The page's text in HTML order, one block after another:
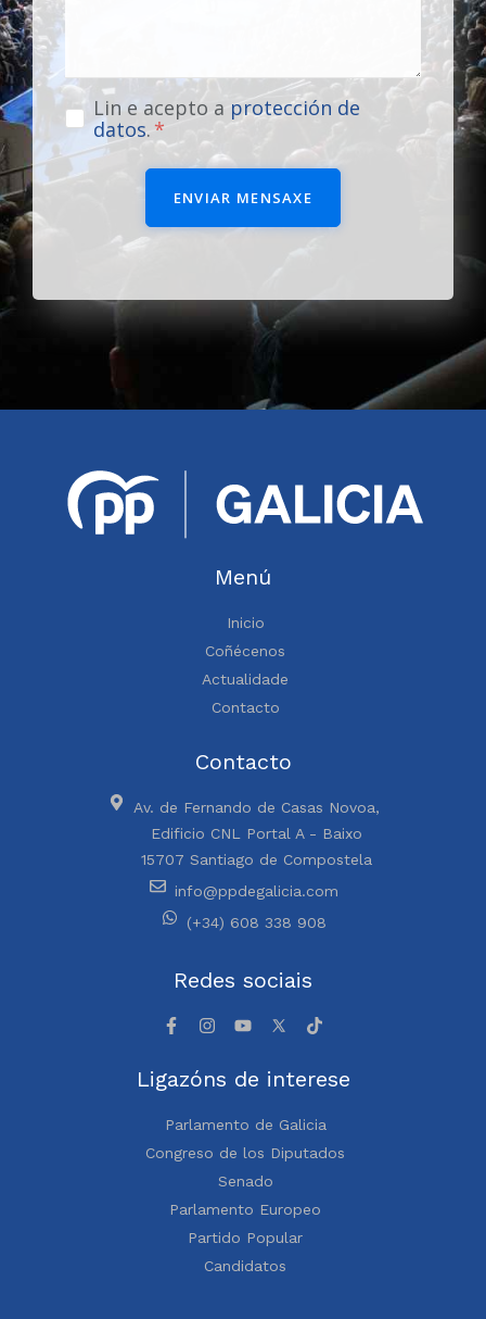
Lin e acepto a protección de
datos.
ENVIAR MENSAXE
Menú
Inicio
Coñécenos
Actualidade
Contacto
Contacto
Av. de Fernando de Casas Novoa,
Edificio CNL Portal A - Baixo
15707 Santiago de Compostela
info@ppdegalicia.com
(+34) 608 338 908
Redes sociais
Ligazóns de interese
Parlamento de Galicia
Congreso de los Diputados
Senado
Parlamento Europeo
Partido Popular
Candidatos